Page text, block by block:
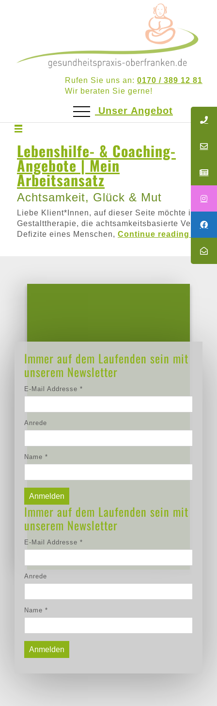
Rufen Sie uns an: 0170 / 389 12 81
Wir beraten Sie gerne!
Unser Angebot
Lebenshilfe- & Coaching-
Angebote | Mein
Arbeitsansatz
Achtsamkeit, Glück & Mut
Liebe Klient*Innen, auf dieser Seite möchte ich
Gestalttherapie, die achtsamkeitsbasierte
Defizite eines Menschen, Continue reading
Immer auf dem Laufenden sein mit
unserem Newsletter
E-Mail Addresse *
Anrede
Name *
Immer auf dem Laufenden sein mit
unserem Newsletter
E-Mail Addresse *
Anrede
Name *